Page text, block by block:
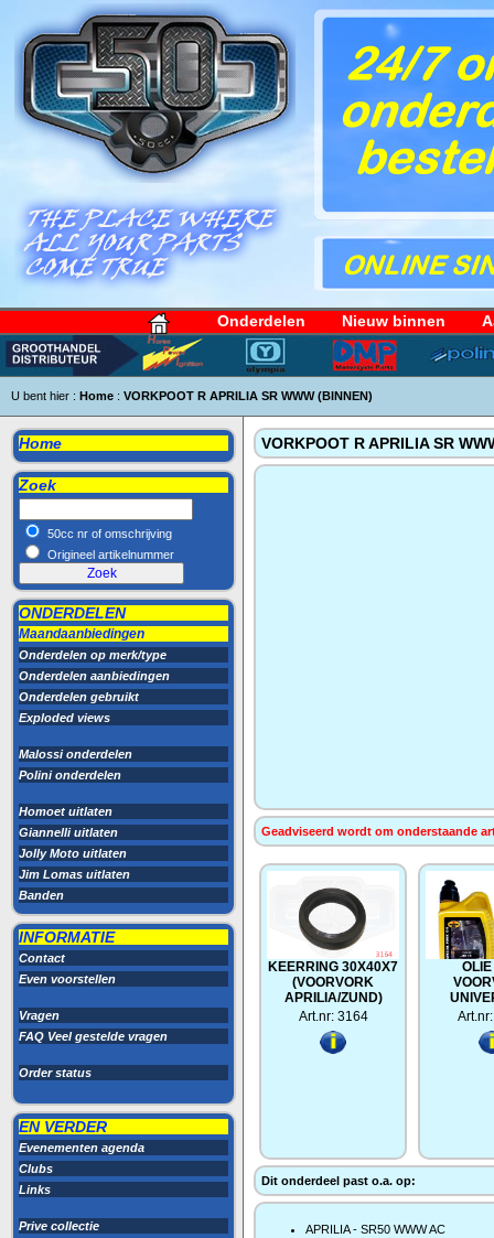
Onderdelen Nieuw binnen
U bent hier : Home : VORKPOOT R APRILIA SR WWW (BINNEN)
Home
Zoek
50cc nr of omschrijving
Origineel artikelnummer
ONDERDELEN
Maandaanbiedingen
Onderdelen op merk/type
Onderdelen aanbiedingen
Onderdelen gebruikt
Exploded views
Malossi onderdelen
Polini onderdelen
Homoet uitlaten
Giannelli uitlaten
Jolly Moto uitlaten
Jim Lomas uitlaten
Banden
INFORMATIE
Contact
Even voorstellen
Vragen
FAQ Veel gestelde vragen
Order status
EN VERDER
Evenementen agenda
Clubs
Links
Prive collectie
VORKPOOT R APRILIA SR
Geadviseerd wordt om onderstaande
KEERRING 30X40X7
(VOORVORK
APRILIA/ZUND)
Art.nr: 3164
Dit onderdeel past o.a. op:
APRILIA - SR50 WWW AC